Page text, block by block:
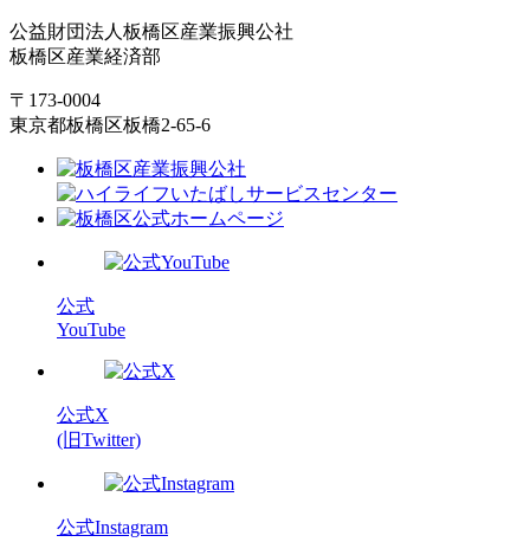
公益財団法人板橋区産業振興公社
板橋区産業経済部
〒173-0004
東京都板橋区板橋2-65-6
公式
YouTube
公式X
(旧Twitter)
公式Instagram